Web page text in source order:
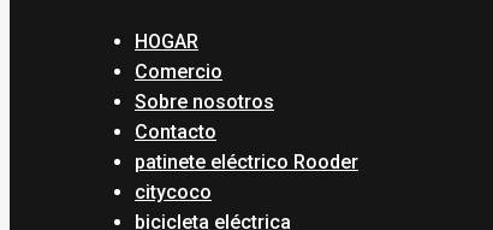
HOGAR
Comercio
Sobre nosotros
Contacto
patinete eléctrico Rooder
citycoco
bicicleta eléctrica